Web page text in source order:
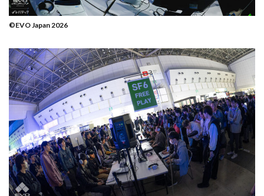
©EVO Japan 2026